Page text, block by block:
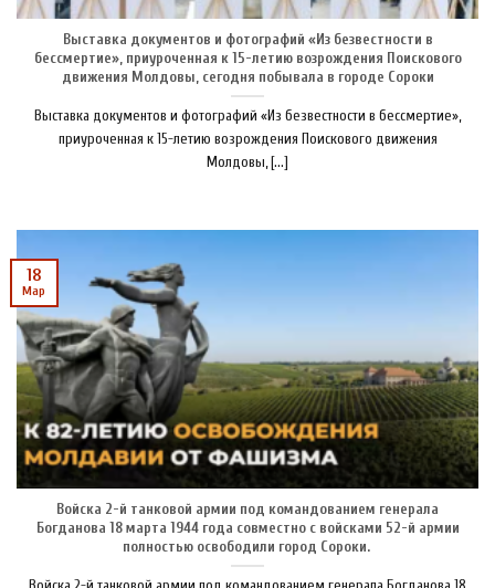
Выставка документов и фотографий «Из безвестности в
бессмертие», приуроченная к 15-летию возрождения Поискового
движения Молдовы, сегодня побывала в городе Сороки
Выставка документов и фотографий «Из безвестности в бессмертие»,
приуроченная к 15-летию возрождения Поискового движения
Молдовы, [...]
Войска 2-й танковой армии под командованием генерала
Богданова 18 марта 1944 года совместно с войсками 52-й армии
полностью освободили город Сороки.
18
Мар